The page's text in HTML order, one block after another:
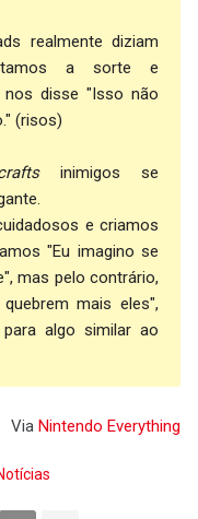
realmente diziam
a sorte e
disse "Isso não
(risos)
inimigos se
e criamos
"Eu imagino se
mas pelo contrário,
mais eles",
algo similar ao
Via Nintendo Everything